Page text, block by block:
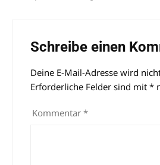
Schreibe einen
Deine E-Mail-Adresse wird
Erforderliche Felder sind mit *
Kommentar *
Alternative: